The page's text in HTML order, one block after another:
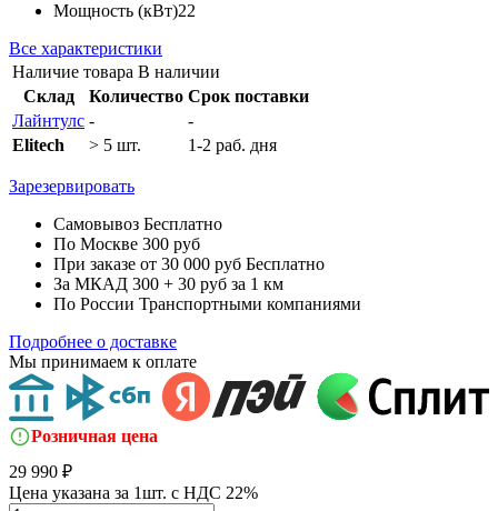
Мощность (кВт)22
Все характеристики
Наличие товара В наличии
Склад
Количество Срок поставки
Лайнтулс -
-
Elitech
> 5 шт. 1-2 раб. дня
Зарезервировать
Самовывоз Бесплатно
По Москве 300 руб
При заказе от 30 000 руб Бесплатно
За МКАД 300 + 30 руб за 1 км
По России Транспортными компаниями
Подробнее о доставке
Мы принимаем к оплате
Розничная цена
29 990 ₽
Цена указана за 1шт. с НДС 22%